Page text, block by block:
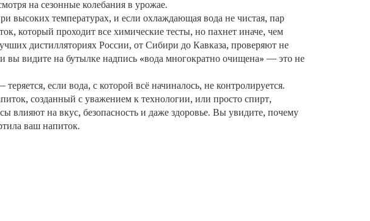
на сезонные колебания в урожае.
высоких температурах, и если охлаждающая вода не чистая, пар
который проходит все химические тесты, но пахнет иначе, чем
дистилляториях России, от Сибири до Кавказа, проверяют не
вы видите на бутылке надпись «вода многократно очищена» — это не
если вода, с которой всё начиналось, не контролируется.
созданный с уважением к технологии, или просто спирт,
на вкус, безопасность и даже здоровье. Вы увидите, почему
ваш напиток.